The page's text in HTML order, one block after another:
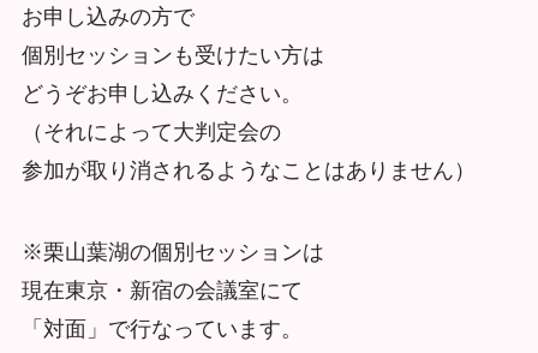
お申し込みの方で
個別セッションも受けたい方は
どうぞお申し込みください。
（それによって大判定会の
参加が取り消されるようなことはありません）
※栗山葉湖の個別セッションは
現在東京・新宿の会議室にて
「対面」で行なっています。